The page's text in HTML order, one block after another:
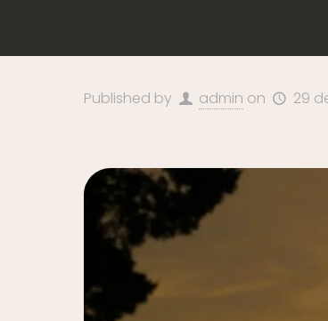
Published by admin on 29